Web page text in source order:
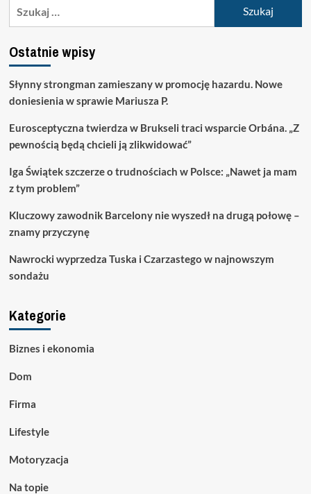
Ostatnie wpisy
Słynny strongman zamieszany w promocję hazardu. Nowe
doniesienia w sprawie Mariusza P.
Eurosceptyczna twierdza w Brukseli traci wsparcie Orbána. „Z
pewnością będą chcieli ją zlikwidować”
Iga Świątek szczerze o trudnościach w Polsce: „Nawet ja mam
z tym problem”
Kluczowy zawodnik Barcelony nie wyszedł na drugą połowę –
znamy przyczynę
Nawrocki wyprzedza Tuska i Czarzastego w najnowszym
sondażu
Kategorie
Biznes i ekonomia
Dom
Firma
Lifestyle
Motoryzacja
Na topie